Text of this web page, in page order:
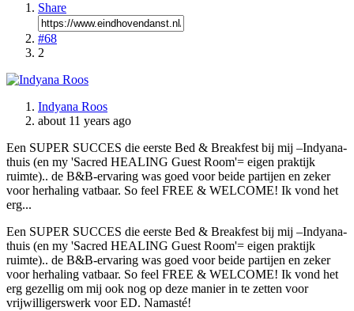
Share
#68
2
Indyana Roos
about 11 years ago
Een SUPER SUCCES die eerste Bed & Breakfest bij mij –Indyana-
thuis (en my 'Sacred HEALING Guest Room'= eigen praktijk
ruimte).. de B&B-ervaring was goed voor beide partijen en zeker
voor herhaling vatbaar. So feel FREE & WELCOME! Ik vond het
erg...
Een SUPER SUCCES die eerste Bed & Breakfest bij mij –Indyana-
thuis (en my 'Sacred HEALING Guest Room'= eigen praktijk
ruimte).. de B&B-ervaring was goed voor beide partijen en zeker
voor herhaling vatbaar. So feel FREE & WELCOME! Ik vond het
erg gezellig om mij ook nog op deze manier in te zetten voor
vrijwilligerswerk voor ED. Namasté!